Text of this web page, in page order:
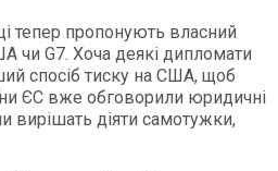
тепер пропонують власний
чи G7. Хоча деякі дипломати
спосіб тиску на США, щоб
ЄС вже обговорили юридичні
вирішать діяти самотужки,